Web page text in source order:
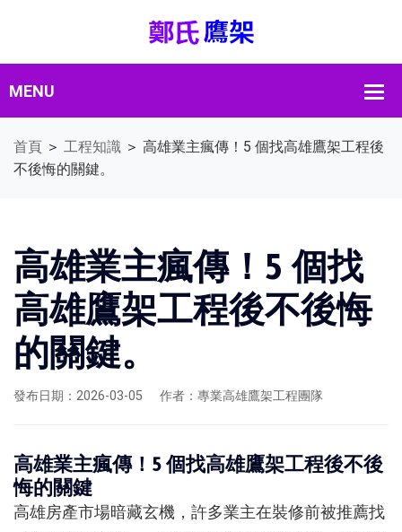
首頁 ＞ 工程知識 ＞ 高雄業主瘋傳！5 個找高雄鷹架工程後
不後悔的關鍵。
高雄業主瘋傳！5 個找
高雄鷹架工程後不後悔
的關鍵。
發布日期：2026-03-05 作者：專業高雄鷹架工程團隊
高雄業主瘋傳！5 個找高雄鷹架工程後不後
悔的關鍵
高雄房產市場暗藏玄機，許多業主在裝修前被推薦找